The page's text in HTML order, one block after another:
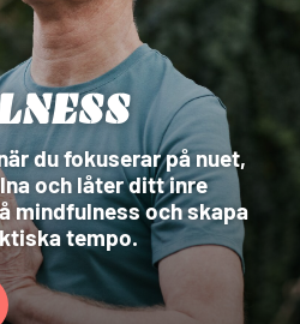
du fokuserar på nuet,
och låter ditt inre
mindfulness och skapa
tempo.